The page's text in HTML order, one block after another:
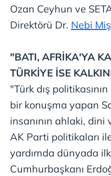
Ozan Ceyhun ve
Direktörü Dr. Nebi Miş
"BATI, AFRİKA'YA
TÜRKİYE İSE
"Türk dış
bir konuşma yapan
insanının ahlaki,
AK Parti politikaları
yardımda dünyada ilk
Cumhurbaşkanı